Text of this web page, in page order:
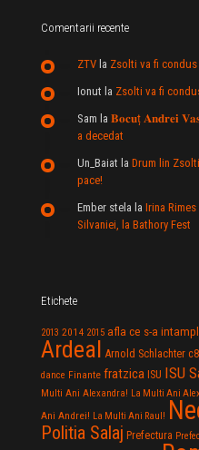
Comentarii recente
ZTV la Zsolti va fi
Ionut la Zsolti va fi
Sam la 𝐁𝐨𝐜𝐮ț 𝐀𝐧𝐝𝐫𝐞𝐢
a decedat
Un_Baiat la Drum lin
pace!
Ember stela la Irina
Silvaniei, la Bathory Fest
Etichete
2013 2014 2015 afla ce s-a
Ardeal Arnold Schlachter
dance Finante fratzica ISU ISU
Multi Ani Alexandra! La Multi Ani
Ani Andrei! La Multi Ani Raul!
Politia Salaj Prefectura